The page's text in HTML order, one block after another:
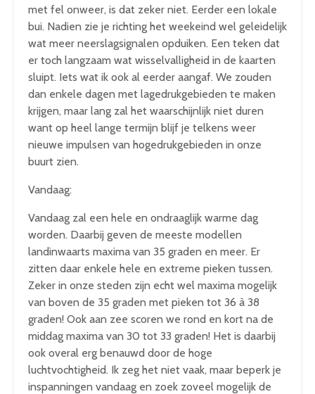
met fel onweer, is dat zeker niet. Eerder een lokale
bui. Nadien zie je richting het weekeind wel geleidelijk
wat meer neerslagsignalen opduiken. Een teken dat
er toch langzaam wat wisselvalligheid in de kaarten
sluipt. Iets wat ik ook al eerder aangaf. We zouden
dan enkele dagen met lagedrukgebieden te maken
krijgen, maar lang zal het waarschijnlijk niet duren
want op heel lange termijn blijf je telkens weer
nieuwe impulsen van hogedrukgebieden in onze
buurt zien.
Vandaag:
Vandaag zal een hele en ondraaglijk warme dag
worden. Daarbij geven de meeste modellen
landinwaarts maxima van 35 graden en meer. Er
zitten daar enkele hele en extreme pieken tussen.
Zeker in onze steden zijn echt wel maxima mogelijk
van boven de 35 graden met pieken tot 36 à 38
graden! Ook aan zee scoren we rond en kort na de
middag maxima van 30 tot 33 graden! Het is daarbij
ook overal erg benauwd door de hoge
luchtvochtigheid. Ik zeg het niet vaak, maar beperk je
inspanningen vandaag en zoek zoveel mogelijk de